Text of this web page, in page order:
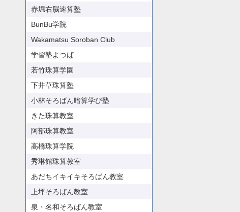
赤堀右脳速算塾
BunBu学院
Wakamatsu Soroban Club
学習塾よつば
若竹珠算学園
下井草珠算塾
小林そろばん暗算学び塾
きた珠算教室
阿部珠算教室
高橋珠算学院
秀琳館珠算教室
あだちイキイキそろばん教室
上坪そろばん教室
泉・名和そろばん教室